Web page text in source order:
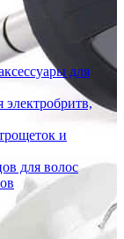
для
электробритв,
и
для волос